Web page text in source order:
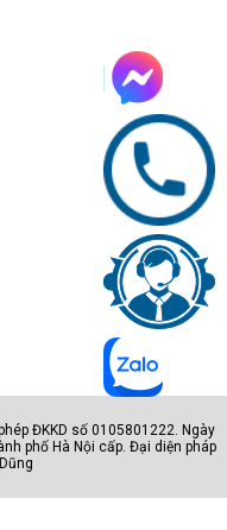
ĐKKD số 0105801222. Ngày
phố Hà Nội cấp. Đại diện pháp